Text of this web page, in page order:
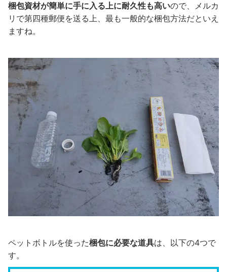
梱包資材が簡単に手に入る上に耐久性も高いので、メルカ
リで第四種郵便を送る上、最も一般的な梱包方法だといえ
ますね。
ペットボトルを使った梱包に必要な道具は、以下の4つで
す。